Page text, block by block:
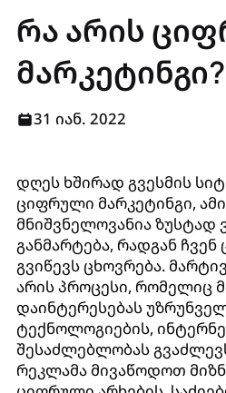
რა არის
მარკეტინგი?
31 იან. 2022
დღეს ხშირად გვესმის
ციფრული მარკეტინგი,
მნიშვნელოვანია ზუსტად
განმარტება, რადგან
გვიწევს ცხოვრება.
არის პროცესი, რომელიც
დაინტერესებას
ტექნოლოგიების,
შესაძლებლობას
რეკლამა მივაწოდოთ